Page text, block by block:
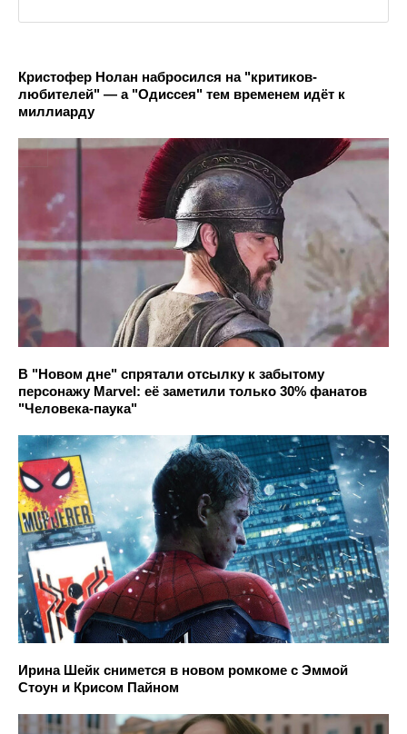
Кристофер Нолан набросился на "критиков-
любителей" — а "Одиссея" тем временем идёт к
миллиарду
В "Новом дне" спрятали отсылку к забытому
персонажу Marvel: её заметили только 30% фанатов
"Человека-паука"
Ирина Шейк снимется в новом ромкоме с Эммой
Стоун и Крисом Пайном